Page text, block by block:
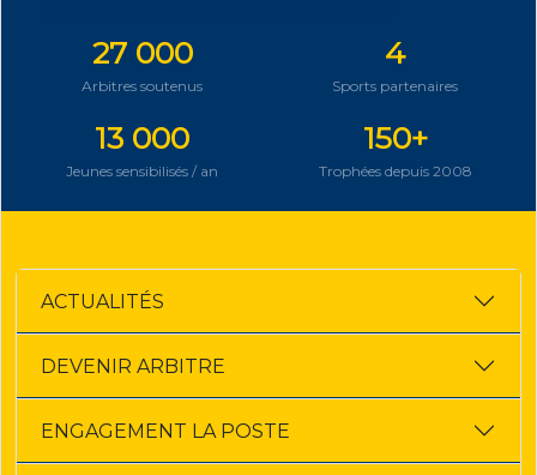
27 000
Arbitres soutenus
4
Sports partenaires
13 000
Jeunes sensibilisés / an
150+
Trophées depuis 2008
ACTUALITÉS
DEVENIR ARBITRE
ENGAGEMENT LA POSTE